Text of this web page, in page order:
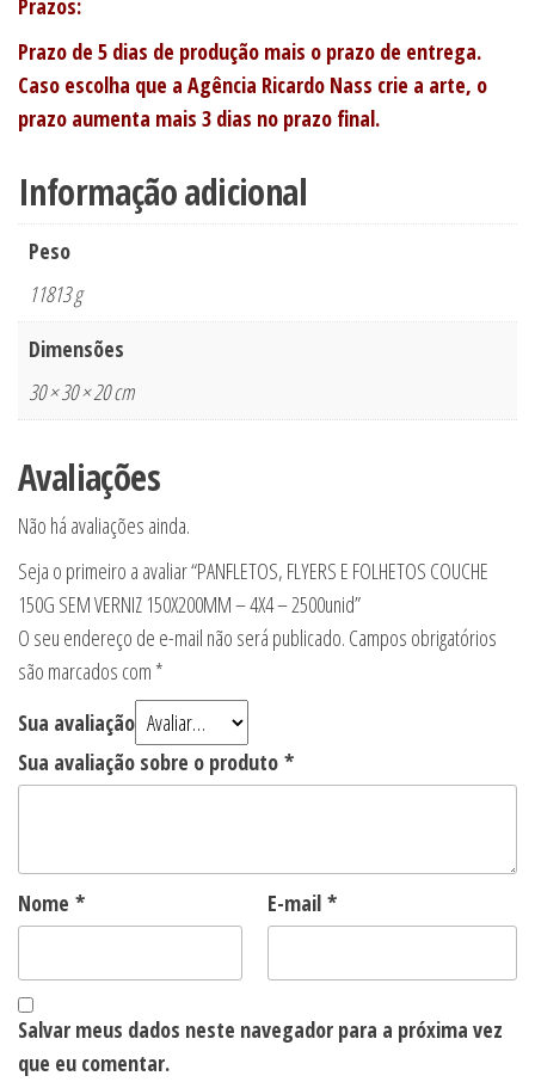
Prazo de 5 dias de produção mais o prazo de entrega.
Caso escolha que a Agência Ricardo Nass crie a arte, o
prazo aumenta mais 3 dias no prazo final.
Informação adicional
Peso
11813 g
Dimensões
30 × 30 × 20 cm
Avaliações
Não há avaliações ainda.
Seja o primeiro a avaliar “PANFLETOS, FLYERS E FOLHETOS COUCHE
150G SEM VERNIZ 150X200MM – 4X4 – 2500unid”
O seu endereço de e-mail não será publicado. Campos obrigatórios
são marcados com *
Sua avaliação
Sua avaliação sobre o produto *
Nome * E-mail *
Salvar meus dados neste navegador para a próxima vez
que eu comentar.